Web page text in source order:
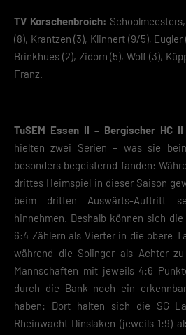
TV Korschenbroich:
(8), Krantzen (3), Klinnert (9/5), Eugler
Brinkhues (2), Zidorn (5), Wolf (3),
Franz.
TuSEM Essen II – Bergischer HC II
hielten zwei Serien – was sie
besonders begeisternd fanden:
drittes Heimspiel in dieser Saison
beim dritten Auswärts-Auftritt
hinnehmen. Deshalb können sich
6:4 Zählern als Vierter in die obere
während die Solinger als Achter
Mannschaften mit jeweils 4:6
durch die Bank noch ein
haben: Dort halten sich die SG
Rheinwacht Dinslaken (jeweils 1:9)